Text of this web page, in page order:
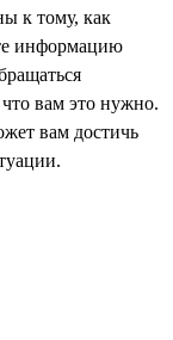
к тому, как
информацию
вам это нужно.
вам достичь